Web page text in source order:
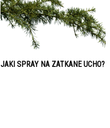
JAKI SPRAY NA ZATKANE UCHO?